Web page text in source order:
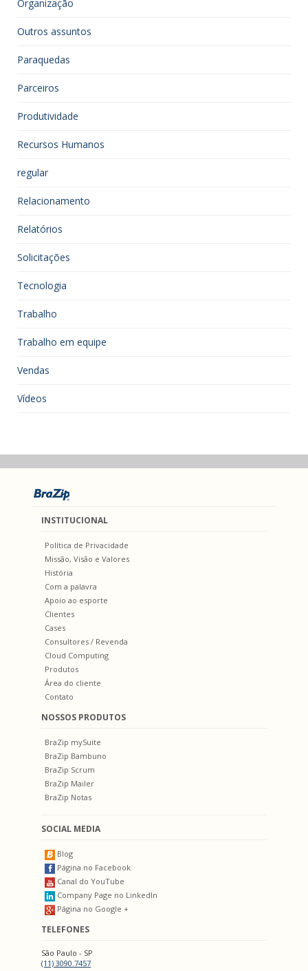
Organização
Outros assuntos
Paraquedas
Parceiros
Produtividade
Recursos Humanos
regular
Relacionamento
Relatórios
Solicitações
Tecnologia
Trabalho
Trabalho em equipe
Vendas
Vídeos
INSTITUCIONAL
Política de Privacidade
Missão, Visão e Valores
História
Com a palavra
Apoio ao esporte
Clientes
Cases
Consultores / Revenda
Cloud Computing
Produtos
Área do cliente
Contato
NOSSOS PRODUTOS
BraZip mySuite
BraZip Bambuno
BraZip Scrum
BraZip Mailer
BraZip Notas
SOCIAL MEDIA
Blog
Página no Facebook
Canal do YouTube
Company Page no LinkedIn
Página no Google +
TELEFONES
São Paulo - SP
(11) 3090.7457